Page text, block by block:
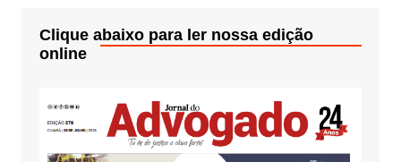
Clique abaixo para ler nossa edição
online